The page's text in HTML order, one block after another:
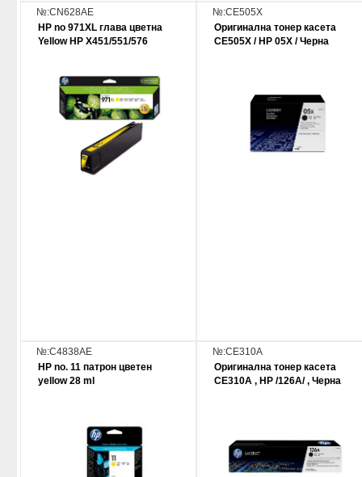
№:CN628AE
HP no 971XL глава цветна
Yellow HP X451/551/576
№:CE505X
Оригинална тонер касета
CE505X / HP 05X / Черна
№:C4838AE
HP no. 11 патрон цветен
yellow 28 ml
№:CE310A
Оригинална тонер касета
CE310A , HP /126A/ , Черна